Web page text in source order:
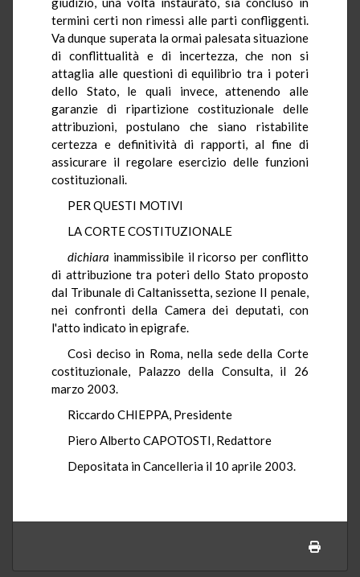
termini certi non rimessi alle parti confliggenti.
Va dunque superata la ormai palesata situazione
di conflittualità e di incertezza, che non si
attaglia alle questioni di equilibrio tra i poteri
dello Stato, le quali invece, attenendo alle
garanzie di ripartizione costituzionale delle
attribuzioni, postulano che siano ristabilite
certezza e definitività di rapporti, al fine di
assicurare il regolare esercizio delle funzioni
costituzionali.
PER QUESTI MOTIVI
LA CORTE COSTITUZIONALE
dichiara inammissibile il ricorso per conflitto
di attribuzione tra poteri dello Stato proposto
dal Tribunale di Caltanissetta, sezione II penale,
nei confronti della Camera dei deputati, con
l'atto indicato in epigrafe.
Così deciso in Roma, nella sede della Corte
costituzionale, Palazzo della Consulta, il 26
marzo 2003.
Riccardo CHIEPPA, Presidente
Piero Alberto CAPOTOSTI, Redattore
Depositata in Cancelleria il 10 aprile 2003.